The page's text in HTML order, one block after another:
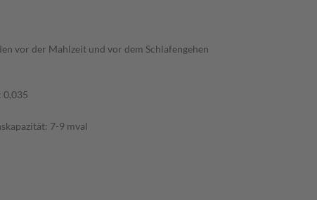
vor der Mahlzeit und vor dem Schlafengehen
0,035
7-9 mval